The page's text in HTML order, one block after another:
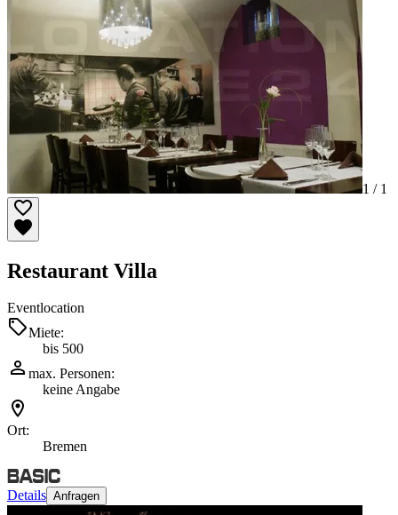
1 / 1
Restaurant Villa
Eventlocation
Miete:
bis 500
max. Personen:
keine Angabe
Ort:
Bremen
Details Anfragen